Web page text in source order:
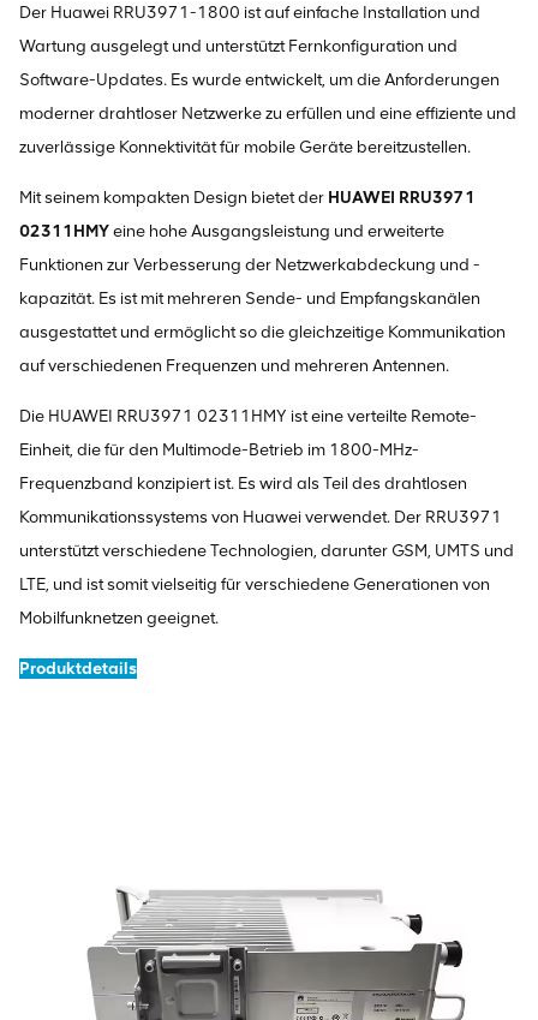
Der Huawei RRU3971-1800 ist auf einfache Installation und
Wartung ausgelegt und unterstützt Fernkonfiguration und
Software-Updates. Es wurde entwickelt, um die Anforderungen
moderner drahtloser Netzwerke zu erfüllen und eine effiziente und
zuverlässige Konnektivität für mobile Geräte bereitzustellen.
Mit seinem kompakten Design bietet der HUAWEI RRU3971
02311HMYeine hohe Ausgangsleistung und erweiterte
Funktionen zur Verbesserung der Netzwerkabdeckung und -
kapazität. Es ist mit mehreren Sende- und Empfangskanälen
ausgestattet und ermöglicht so die gleichzeitige Kommunikation
auf verschiedenen Frequenzen und mehreren Antennen.
Die HUAWEI RRU3971 02311HMY ist eine verteilte Remote-
Einheit, die für den Multimode-Betrieb im 1800-MHz-
Frequenzband konzipiert ist. Es wird als Teil des drahtlosen
Kommunikationssystems von Huawei verwendet. Der RRU3971
unterstützt verschiedene Technologien, darunter GSM, UMTS und
LTE, und ist somit vielseitig für verschiedene Generationen von
Mobilfunknetzen geeignet.
Produktdetails